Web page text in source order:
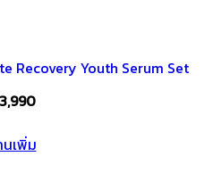
Recovery Youth Serum Set
นเพิ่ม